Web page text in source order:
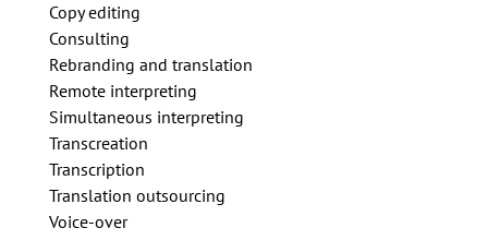
Copy editing
Consulting
Rebranding and translation
Remote interpreting
Simultaneous interpreting
Transcreation
Transcription
Translation outsourcing
Voice-over